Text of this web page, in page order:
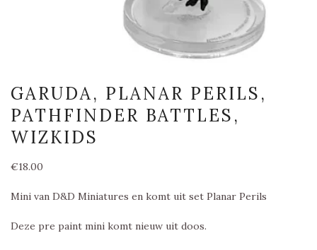
GARUDA, PLANAR PERILS,
PATHFINDER BATTLES,
WIZKIDS
€18.00
Mini van D&D Miniatures en komt uit set Planar Perils
Deze pre paint mini komt nieuw uit doos.